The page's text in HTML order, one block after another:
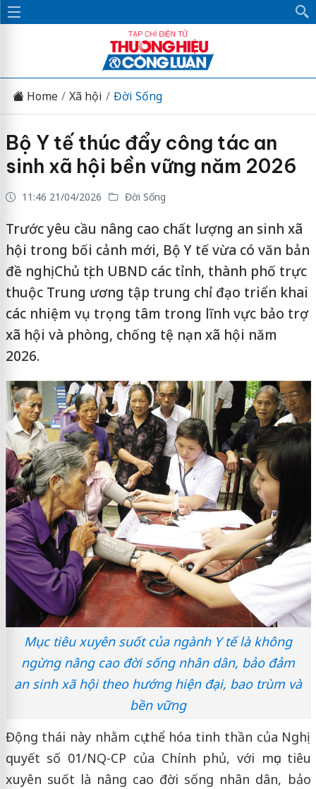
Home Xã hội Đời Sống
Bộ Y tế thúc đẩy công tác an
sinh xã hội bền vững năm 2026
11:46 21/04/2026 Đời Sống
Trước yêu cầu nâng cao chất lượng an sinh xã
hội trong bối cảnh mới, Bộ Y tế vừa có văn bản
đề nghị Chủ tịch UBND các tỉnh, thành phố trực
thuộc Trung ương tập trung chỉ đạo triển khai
các nhiệm vụ trọng tâm trong lĩnh vực bảo trợ
xã hội và phòng, chống tệ nạn xã hội năm
2026.
Mục tiêu xuyên suốt của ngành Y tế là không
ngừng nâng cao đời sống nhân dân, bảo đảm
an sinh xã hội theo hướng hiện đại, bao trùm và
bền vững
Động thái này nhằm cụ thể hóa tinh thần của Nghị
quyết số 01/NQ-CP của Chính phủ, với mục tiêu
xuyên suốt là nâng cao đời sống nhân dân, bảo